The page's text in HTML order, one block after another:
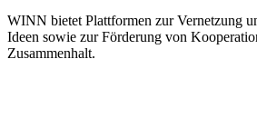
WINN bietet Plattformen zur Vernetzung
Ideen sowie zur Förderung von
Zusammenhalt.